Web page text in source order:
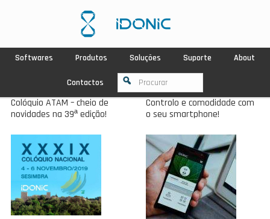
Softwares Produtos Soluções Suporte About
Contactos
Colóquio ATAM – cheio de
novidades na 39ª edição!
Controlo e comodidade com
o seu smartphone!